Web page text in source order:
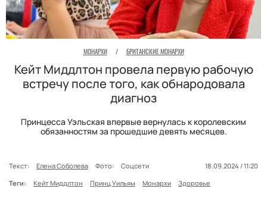
МОНАРХИ / БРИТАНСКИЕ МОНАРХИ
Кейт Миддлтон провела первую рабочую
встречу после того, как обнародовала
диагноз
Принцесса Уэльская впервые вернулась к королевским
обязанностям за прошедшие девять месяцев.
Текст: Елена Соболева Фото: Соцсети
18.09.2024 / 11:20
Теги:
Кейт Миддлтон Принц Уильям Монархи Здоровье